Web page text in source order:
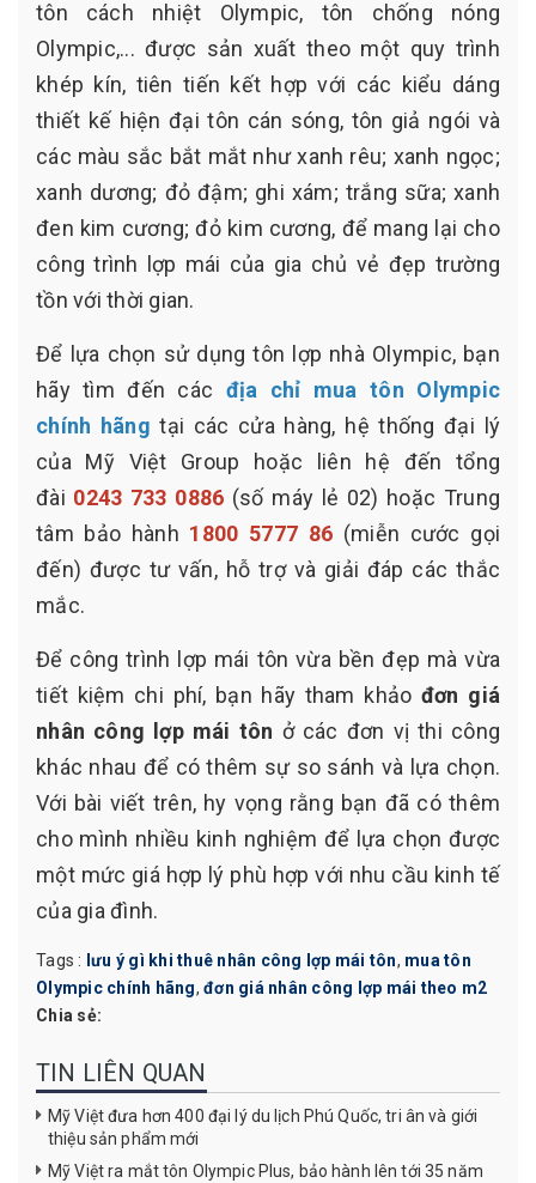
tôn cách nhiệt Olympic, tôn chống nóng
Olympic,... được sản xuất theo một quy trình
khép kín, tiên tiến kết hợp với các kiểu dáng
thiết kế hiện đại tôn cán sóng, tôn giả ngói và
các màu sắc bắt mắt như xanh rêu; xanh ngọc;
xanh dương; đỏ đậm; ghi xám; trắng sữa; xanh
đen kim cương; đỏ kim cương, để mang lại cho
công trình lợp mái của gia chủ vẻ đẹp trường
tồn với thời gian.
Để lựa chọn sử dụng tôn lợp nhà Olympic, bạn
hãy tìm đến các địa chỉ mua tôn Olympic
chính hãng tại các cửa hàng, hệ thống đại lý
của Mỹ Việt Group hoặc liên hệ đến tổng
đài 0243 733 0886 (số máy lẻ 02) hoặc Trung
tâm bảo hành 1800 5777 86 (miễn cước gọi
đến) được tư vấn, hỗ trợ và giải đáp các thắc
mắc.
Để công trình lợp mái tôn vừa bền đẹp mà vừa
tiết kiệm chi phí, bạn hãy tham khảo đơn giá
nhân công lợp mái tôn ở các đơn vị thi công
khác nhau để có thêm sự so sánh và lựa chọn.
Với bài viết trên, hy vọng rằng bạn đã có thêm
cho mình nhiều kinh nghiệm để lựa chọn được
một mức giá hợp lý phù hợp với nhu cầu kinh tế
của gia đình.
Tags : lưu ý gì khi thuê nhân công lợp mái tôn, mua tôn
Olympic chính hãng, đơn giá nhân công lợp mái theo m2
Chia sẻ:
TIN LIÊN QUAN
Mỹ Việt đưa hơn 400 đại lý du lịch Phú Quốc, tri ân và giới
thiệu sản phẩm mới
Mỹ Việt ra mắt tôn Olympic Plus, bảo hành lên tới 35 năm